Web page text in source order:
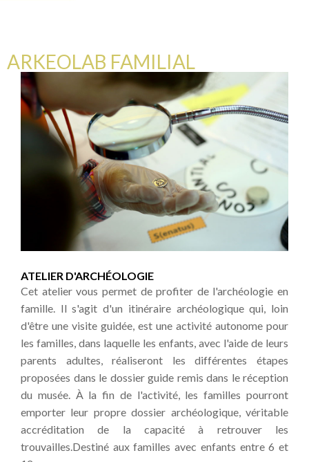
ARKEOLAB FAMILIAL
ATELIER D'ARCHÉOLOGIE
Cet atelier vous permet de profiter de l'archéologie en
famille. Il s'agit d'un itinéraire archéologique qui, loin
d'être une visite guidée, est une activité autonome pour
les familles, dans laquelle les enfants, avec l'aide de leurs
parents adultes, réaliseront les différentes étapes
proposées dans le dossier guide remis dans le réception
du musée. À la fin de l'activité, les familles pourront
emporter leur propre dossier archéologique, véritable
accréditation de la capacité à retrouver les
trouvailles.Destiné aux familles avec enfants entre 6 et